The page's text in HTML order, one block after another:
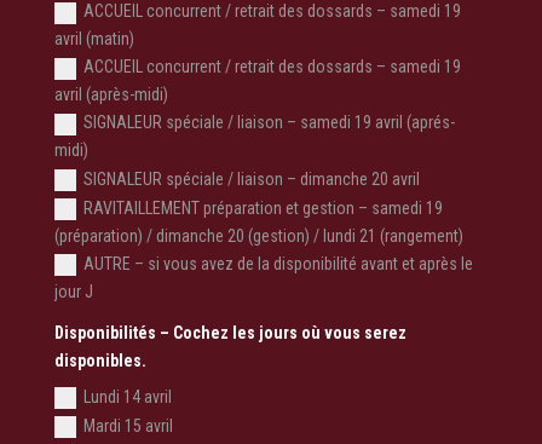
ACCUEIL concurrent / retrait des dossards – samedi 19
avril (matin)
ACCUEIL concurrent / retrait des dossards – samedi 19
avril (après-midi)
SIGNALEUR spéciale / liaison – samedi 19 avril (aprés-
midi)
SIGNALEUR spéciale / liaison – dimanche 20 avril
RAVITAILLEMENT préparation et gestion – samedi 19
(préparation) / dimanche 20 (gestion) / lundi 21 (rangement)
AUTRE – si vous avez de la disponibilité avant et après le
jour J
Disponibilités – Cochez les jours où vous serez
disponibles.
Lundi 14 avril
Mardi 15 avril